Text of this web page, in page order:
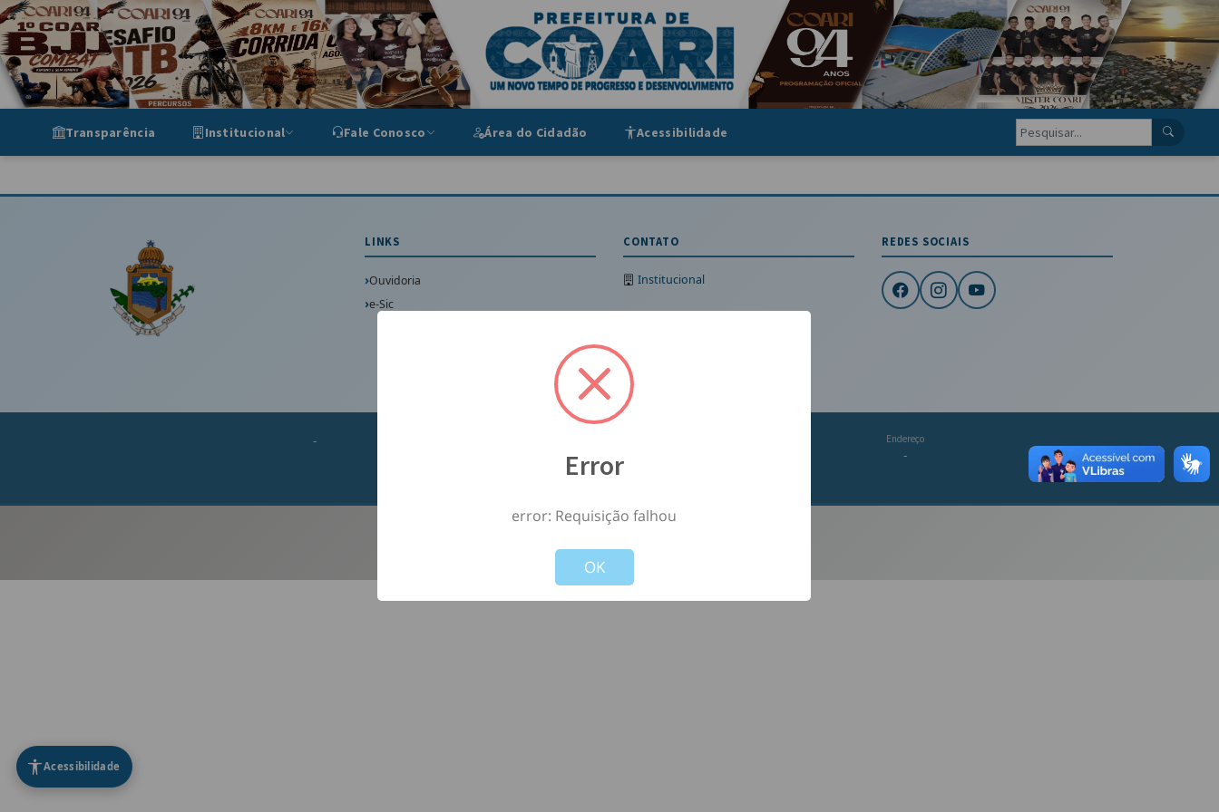
Portal de Transparência Municipal
Transparência Institucional Fale Conosco Área do Cidadão Acessibilidade
LINKS
Ouvidoria
e-Sic
CONTATO
Institucional
REDES SOCIAIS
- Endereço
-
Versão: 1.2.0
Acessibilidade
Error
error: Requisição falhou
OK